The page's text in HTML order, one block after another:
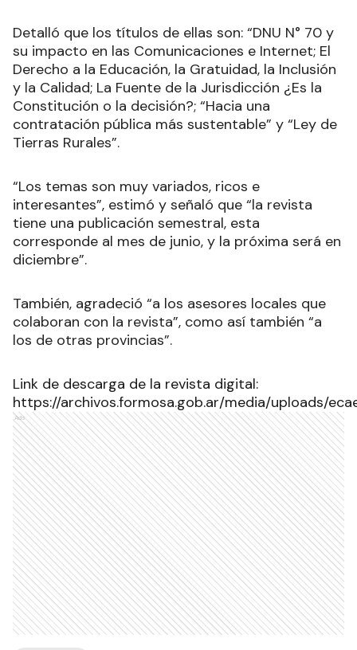
Detalló que los títulos de ellas son: “DNU N° 70 y
su impacto en las Comunicaciones e Internet; El
Derecho a la Educación, la Gratuidad, la Inclusión
y la Calidad; La Fuente de la Jurisdicción ¿Es la
Constitución o la decisión?; “Hacia una
contratación pública más sustentable” y “Ley de
Tierras Rurales”.
“Los temas son muy variados, ricos e
interesantes”, estimó y señaló que “la revista
tiene una publicación semestral, esta
corresponde al mes de junio, y la próxima será en
diciembre”.
También, agradeció “a los asesores locales que
colaboran con la revista”, como así también “a
los de otras provincias”.
Link de descarga de la revista digital:
https://archivos.formosa.gob.ar/media/uploads/
Ads